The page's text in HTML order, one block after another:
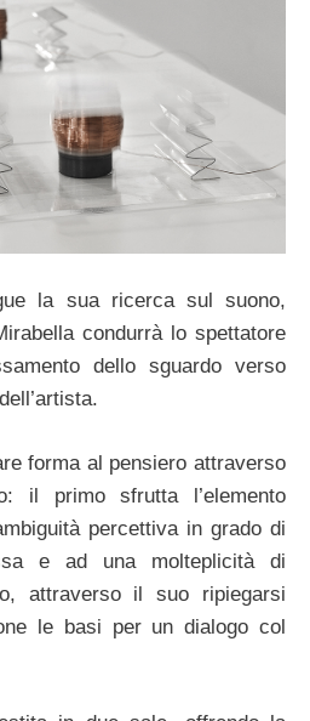
la sua ricerca sul suono,
condurrà lo spettatore
dello sguardo verso
forma al pensiero attraverso
il primo sfrutta l’elemento
percettiva in grado di
e ad una molteplicità di
attraverso il suo ripiegarsi
le basi per un dialogo col